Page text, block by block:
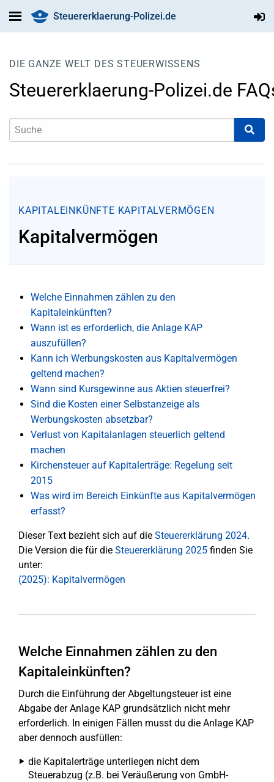
Steuererklaerung-Polizei.de
DIE GANZE WELT DES STEUERWISSENS
Steuererklaerung-Polizei.de
KAPITALEINKÜNFTE KAPITALVERMÖGEN
Kapitalvermögen
Welche Einnahmen zählen zu den
Kapitaleinkünften?
Wann ist es erforderlich, die Anlage KAP
auszufüllen?
Kann ich Werbungskosten aus Kapitalvermögen
geltend machen?
Wann sind Kursgewinne aus Aktien steuerfrei?
Sind die Kosten einer Selbstanzeige als
Werbungskosten absetzbar?
Verlust von Kapitalanlagen steuerlich geltend
machen
Kirchensteuer auf Kapitalerträge: Regelung seit
2015
Was wird im Bereich Einkünfte aus Kapitalvermögen
erfasst?
Dieser Text bezieht sich auf die Steuererklärung 2024.
Die Version die für die Steuererklärung 2025 finden Sie
unter:
(2025): Kapitalvermögen
Welche Einnahmen zählen zu den
Kapitaleinkünften?
Durch die Einführung der Abgeltungsteuer ist eine
Abgabe der Anlage KAP grundsätzlich nicht mehr
erforderlich. In einigen Fällen musst du die Anlage KAP
aber dennoch ausfüllen:
die Kapitalerträge unterliegen nicht dem
Steuerabzug (z.B. bei Veräußerung von GmbH-